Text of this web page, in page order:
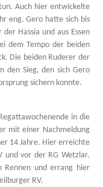
tun. Auch hier entwickelte
eng. Gero hatte sich bis
Hassia und aus Essen
dem Tempo der beiden
Die beiden Ruderer der
den Sieg, den sich Gero
sichern konnte.
in die
mit einer Nachmeldung
14 Jahre. Hier erreichte
und vor der RG Wetzlar.
Rennen und errang hier
RV.